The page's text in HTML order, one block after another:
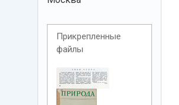
Прикрепленные
файлы